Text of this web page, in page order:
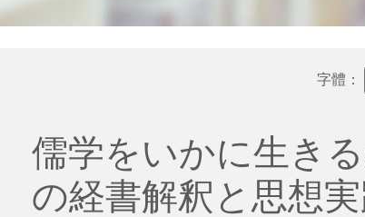
字體：
儒学をいかに生き
の経書解釈と思想